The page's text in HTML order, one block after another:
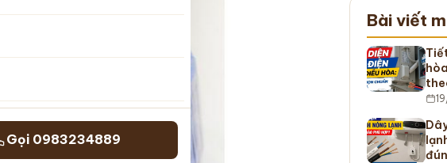
Gọi 0983234889
Bài viết